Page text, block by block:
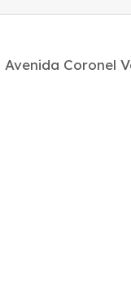
Avenida Coronel